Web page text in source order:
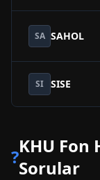
SA SAHOL
SI SISE
?KHU Fon
Sorular